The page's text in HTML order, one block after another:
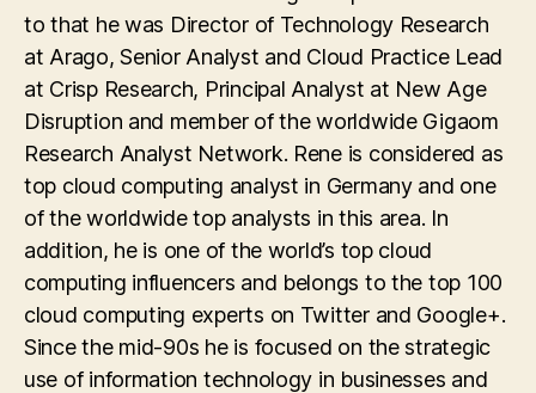
to that he was Director of Technology Research
at Arago, Senior Analyst and Cloud Practice Lead
at Crisp Research, Principal Analyst at New Age
Disruption and member of the worldwide Gigaom
Research Analyst Network. Rene is considered as
top cloud computing analyst in Germany and one
of the worldwide top analysts in this area. In
addition, he is one of the world’s top cloud
computing influencers and belongs to the top 100
cloud computing experts on Twitter and Google+.
Since the mid-90s he is focused on the strategic
use of information technology in businesses and